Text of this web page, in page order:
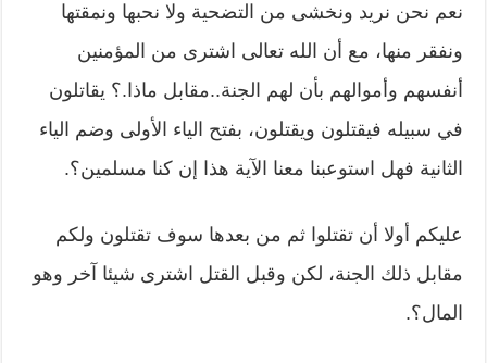
نعم نحن نريد ونخشى من التضحية ولا نحبها ونمقتها
ونفقر منها، مع أن الله تعالى اشترى من المؤمنين
أنفسهم وأموالهم بأن لهم الجنة..مقابل ماذا.؟ يقاتلون
في سبيله فيقتلون ويقتلون، بفتح الياء الأولى وضم الياء
الثانية فهل استوعبنا معنا الآية هذا إن كنا مسلمين؟.
عليكم أولا أن تقتلوا ثم من بعدها سوف تقتلون ولكم
مقابل ذلك الجنة، لكن وقبل القتل اشترى شيئا آخر وهو
المال؟.